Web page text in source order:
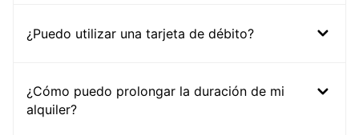
¿Puedo utilizar una tarjeta de débito?
¿Cómo puedo prolongar la duración de mi
alquiler?